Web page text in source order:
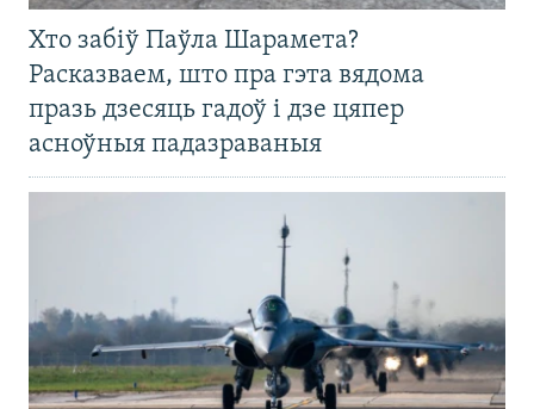
Хто забіў Паўла Шарамета?
Расказваем, што пра гэта вядома
празь дзесяць гадоў і дзе цяпер
асноўныя падазраваныя